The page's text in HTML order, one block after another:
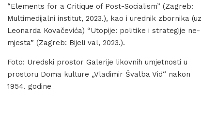
“Elements for a Critique of Post-Socialism” (Zagreb:
Multimedijalni institut, 2023.), kao i urednik zbornika (uz
Leonarda Kovačevića) “Utopije: politike i strategije ne-
mjesta” (Zagreb: Bijeli val, 2023.).
Foto: Uredski prostor Galerije likovnih umjetnosti u
prostoru Doma kulture „Vladimir Švalba Vid“ nakon
1954. godine